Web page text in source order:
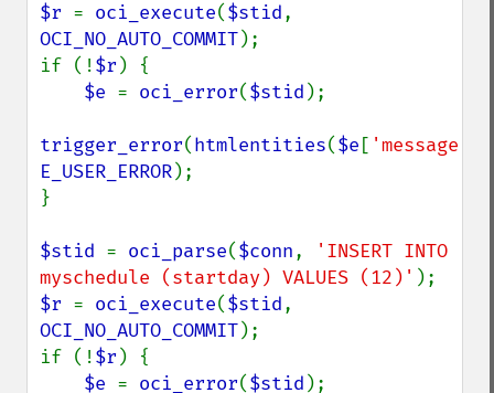
$r = oci_execute($stid
OCI_NO_AUTO_COMMIT);
if (!$r ) {
$e = oci_error($stid );
trigger_error(htmlentities($e [ 'message'
E_USER_ERROR);
}
$stid = oci_parse($conn,
'INSERT INTO
myschedule (startday) VALUES (12)'
$r = oci_execute($stid
OCI_NO_AUTO_COMMIT);
if (!$r ) {
$e = oci_error($stid );